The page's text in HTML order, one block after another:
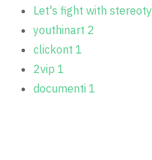
Let's fight with
youthinart 2
clickont 1
2vip 1
documenti 1